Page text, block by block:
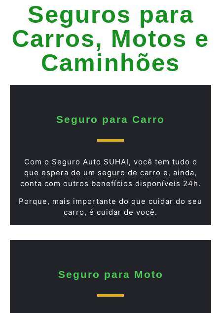
Seguros para
Carros, Motos e
Caminhões
Seguro para Carro
Com o Seguro Auto SUHAI, você tem tudo o
que espera de um seguro de carro e, ainda,
conta com outros benefícios disponíveis 24h.
Porque, mais importante do que cuidar do seu
carro, é cuidar de você.
Seguro para Moto